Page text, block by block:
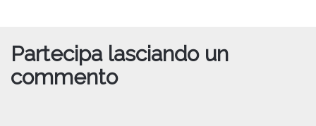
Partecipa lasciando un
commento